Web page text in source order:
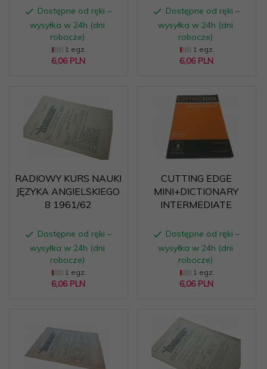
Dostępne od ręki –
wysyłka w 24h (dni
robocze)
1 egz.
6,06 PLN
Dostępne od ręki –
wysyłka w 24h (dni
robocze)
1 egz.
6,06 PLN
RADIOWY KURS NAUKI
JĘZYKA ANGIELSKIEGO
8 1961/62
Dostępne od ręki –
wysyłka w 24h (dni
robocze)
1 egz.
6,06 PLN
CUTTING EDGE
MINI+DICTIONARY
INTERMEDIATE
Dostępne od ręki –
wysyłka w 24h (dni
robocze)
1 egz.
6,06 PLN